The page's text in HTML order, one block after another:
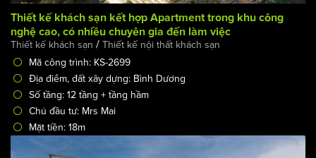
Thiết kế khách sạn kết hợp Apartment trong khu công
nghệ cao, có nhiều chuyên gia đến làm việc
Thiết kế khách sạn/Thiết kế nội thất khách sạn
Mã công trình: KS-2699
Địa điểm, đất xây dựng: Bình Dương
Số tầng: 12 tầng + tầng hầm